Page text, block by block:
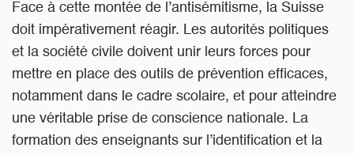
Face à cette montée de l’antisémitisme, la Suisse
doit impérativement réagir. Les autorités politiques
et la société civile doivent unir leurs forces pour
mettre en place des outils de prévention efficaces,
notamment dans le cadre scolaire, et pour atteindre
une véritable prise de conscience nationale. La
formation des enseignants sur l’identification et la